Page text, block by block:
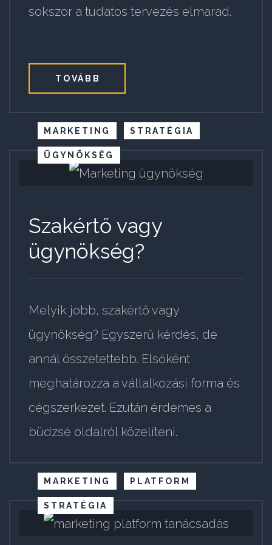
sokszor a tudatos tervezés elmarad.
TOVÁBB
MARKETING STRATÉGIA
ÜGYNÖKSÉG
Szakértő vagy
ügynökség?
Melyik jobb, szakértő vagy
ügynökség? Egyszerű kérdés, de
annál összetettebb. Elsőként
meghatározza a vállalkozási forma és
cégszerkezet. Ezután érdemes a
büdzsé oldalról közelíteni.
MARKETING PLATFORM
STRATÉGIA